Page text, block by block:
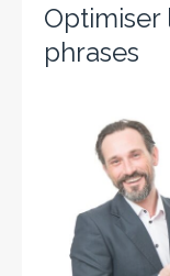
phrases